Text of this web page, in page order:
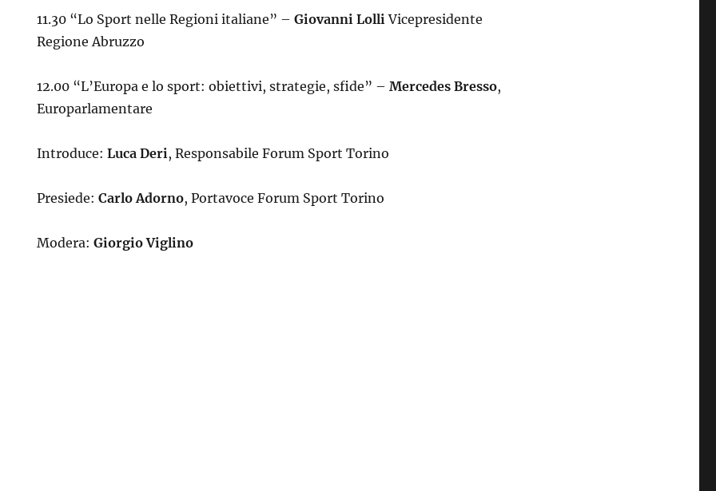
11.30 “Lo Sport nelle Regioni italiane” –Giovanni Lolli Vicepresidente
Regione Abruzzo
12.00 “L’Europa e lo sport: obiettivi, strategie, sfide” –Mercedes Bresso,
Europarlamentare
Introduce:Luca Deri , Responsabile Forum Sport Torino
Presiede:Carlo Adorno, Portavoce Forum Sport Torino
Modera:Giorgio Viglino